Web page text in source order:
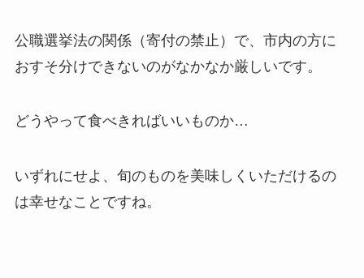
公職選挙法の関係（寄付の禁止）で、市内の方に
おすそ分けできないのがなかなか厳しいです。
どうやって食べきればいいものか…
いずれにせよ、旬のものを美味しくいただけるの
は幸せなことですね。